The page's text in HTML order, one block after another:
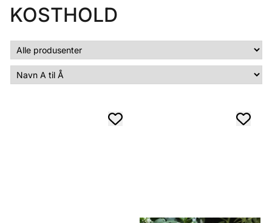
KOSTHOLD